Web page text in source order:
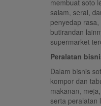
membuat soto
salam, serai,
penyedap
butirandan
supermarket
Peralatan
Dalam bisnis
kompor dan
makanan,
serta peralatan